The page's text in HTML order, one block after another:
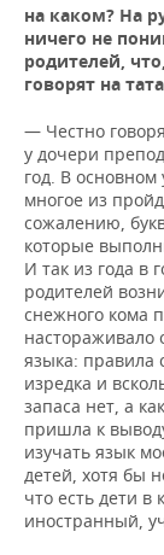
на каком? На
ничего не
родителей,
говорят на
— Честно
у дочери
год. В
многое из
сожалению,
которые
И так из года в
родителей
снежного кома
настораживало
языка: правила
изредка и
запаса нет, а
пришла к
изучать язык
детей, хотя бы
что есть дети в
иностранный,